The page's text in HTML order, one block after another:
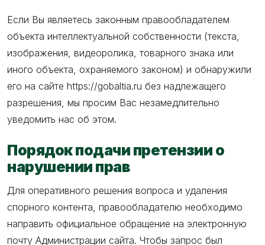
Если Вы являетесь законным правообладателем
объекта интеллектуальной собственности (текста,
изображения, видеоролика, товарного знака или
иного объекта, охраняемого законом) и обнаружили
его на сайте https://gobaltia.ru без надлежащего
разрешения, мы просим Вас незамедлительно
уведомить нас об этом.
Порядок подачи претензии о
нарушении прав
Для оперативного решения вопроса и удаления
спорного контента, правообладателю необходимо
направить официальное обращение на электронную
почту Администрации сайта. Чтобы запрос был